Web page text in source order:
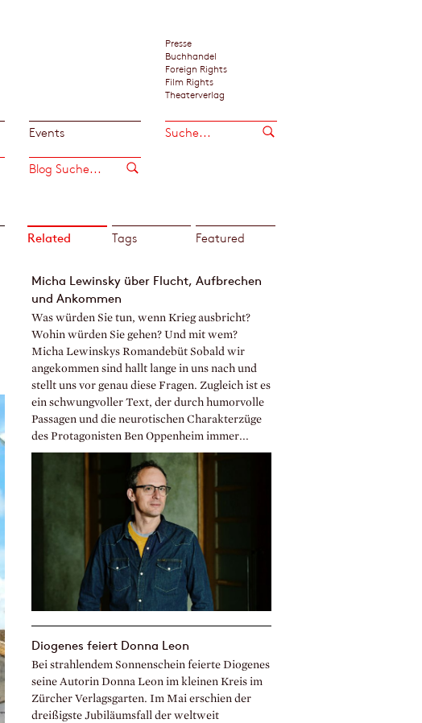
Presse
Buchhandel
Foreign Rights
Film Rights
Theaterverlag
Events
Related Tags Featured
Micha Lewinsky über Flucht, Aufbrechen
und Ankommen
Was würden Sie tun, wenn Krieg ausbricht?
Wohin würden Sie gehen? Und mit wem?
Micha Lewinskys Romandebüt Sobald wir
angekommen sind hallt lange in uns nach und
stellt uns vor genau diese Fragen. Zugleich ist es
ein schwungvoller Text, der durch humorvolle
Passagen und die neurotischen Charakterzüge
des Protagonisten Ben Oppenheim immer...
Diogenes feiert Donna Leon
Bei strahlendem Sonnenschein feierte Diogenes
seine Autorin Donna Leon im kleinen Kreis im
Zürcher Verlagsgarten. Im Mai erschien der
dreißigste Jubiläumsfall der weltweit